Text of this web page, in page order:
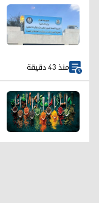
منذ 43 دقيقة